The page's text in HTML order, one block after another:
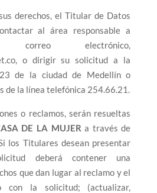
derechos, el Titular de Datos
al área responsable a
electrónico,
o dirigir su solicitud a la
de la ciudad de Medellín o
de la línea telefónica 254.66.21.
o reclamos, serán resueltas
DE LA MUJER a través de
los Titulares desean presentar
deberá contener una
que dan lugar al reclamo y el
con la solicitud; (actualizar,